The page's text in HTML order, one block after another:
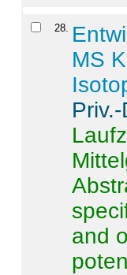
28.
MS
and